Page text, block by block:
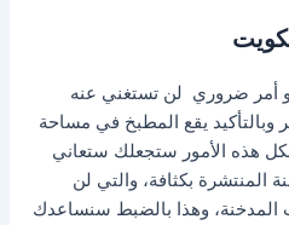
أمر ضروري لن تستغني عنه
يقع المطبخ في مساحة
هذه الأمور ستجعلك ستعاني
المنتشرة بكثافة، والتي لن
المدخنة، وهذا بالضبط سنساعدك